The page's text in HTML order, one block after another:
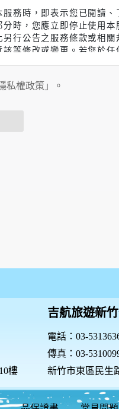
務時，即表示您已閱讀
時，您應立即停止使用
行公告之服務條款或相
等修改或變更。若您於
更改服務所可能致生之困
，不會公開您的姓名、地
策，以保障您的權益，請
的個人識別資料。隱私
該服務功能性質，請您提
願意再收到任何相關優惠
件地址、聯絡方式及使用
等，做為我們增進網站
計數據或說明文字呈現
私權政策」。
樓
吉航旅遊新
電話：03-
傳真：03-
新竹市東區民生